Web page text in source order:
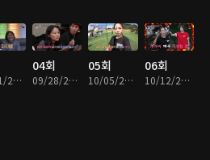
09/21/2021 • 1시간 54분
04회
09/28/2021 • 1시간 27분
05회
10/05/2021 • 1시간 37분
06회
10/12/2021 • 1시간 34분